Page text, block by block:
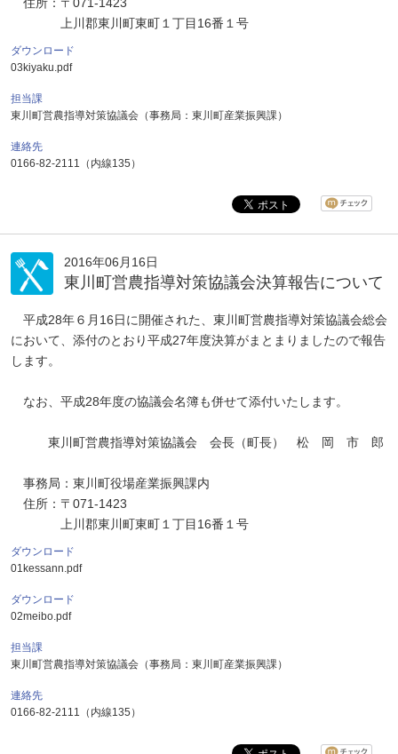
上川郡東川町東町１丁目16番１号
ダウンロード
03kiyaku.pdf
担当課
東川町営農指導対策協議会（事務局：東川町産業振興課）
連絡先
0166-82-2111（内線135）
2016年06月16日
東川町営農指導対策協議会決算報告について
平成28年６月16日に開催された、東川町営農指導対策協議会総会
において、添付のとおり平成27年度決算がまとまりましたので報告
します。
なお、平成28年度の協議会名簿も併せて添付いたします。
東川町営農指導対策協議会 会長（町長） 松 岡 市 郎
事務局：東川町役場産業振興課内
住所：〒071-1423
上川郡東川町東町１丁目16番１号
ダウンロード
01kessann.pdf
ダウンロード
02meibo.pdf
担当課
東川町営農指導対策協議会（事務局：東川町産業振興課）
連絡先
0166-82-2111（内線135）